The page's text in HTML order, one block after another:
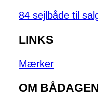
84 sejlbåde til
LINKS
Mærker
OM